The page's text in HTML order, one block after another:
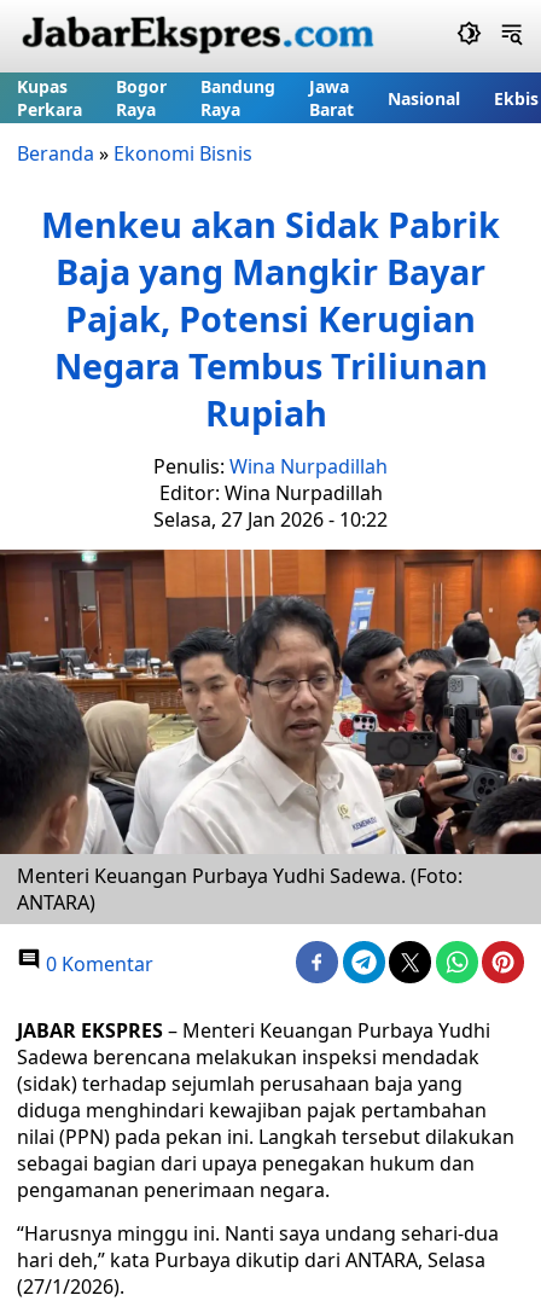
Kupas
Perkara
Bogor
Raya
Bandung
Raya
Jawa
Barat
Nasional Ekbis
Beranda » Ekonomi Bisnis
Menkeu akan Sidak Pabrik
Baja yang Mangkir Bayar
Pajak, Potensi Kerugian
Negara Tembus Triliunan
Rupiah
Penulis: Wina Nurpadillah
Editor: Wina Nurpadillah
Selasa, 27 Jan 2026 - 10:22
Menteri Keuangan Purbaya Yudhi Sadewa. (Foto:
ANTARA)
0 Komentar
JABAR EKSPRES– Menteri Keuangan Purbaya Yudhi
Sadewa berencana melakukan inspeksi mendadak
(sidak) terhadap sejumlah perusahaan baja yang
diduga menghindari kewajiban pajak pertambahan
nilai (PPN) pada pekan ini. Langkah tersebut dilakukan
sebagai bagian dari upaya penegakan hukum dan
pengamanan penerimaan negara.
“Harusnya minggu ini. Nanti saya undang sehari-dua
hari deh,” kata Purbaya dikutip dari ANTARA, Selasa
(27/1/2026).